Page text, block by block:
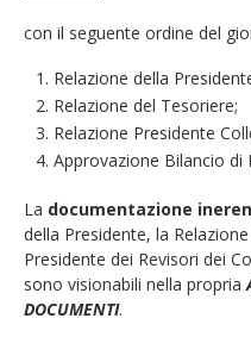
con il seguente ordine del
Relazione della
Relazione del Tesoriere;
Relazione Presidente
Approvazione Bilancio di
La documentazione
della Presidente, la
Presidente dei Revisori dei
sono visionabili nella propria
DOCUMENTI.